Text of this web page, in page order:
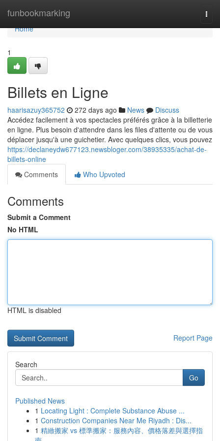
funbookmarking
Home
Home
1
Billets en Ligne
haarisazuy365752 272 days ago News
Discuss
Accédez facilement à vos spectacles préférés grâce à la billetterie
en ligne. Plus besoin d'attendre dans les files d'attente ou de vous
déplacer jusqu'à une guichetier. Avec quelques clics, vous pouvez
https://declaneydw677123.newsbloger.com/38935335/achat-de-
billets-online
Comments
Who Upvoted
Comments
Submit a Comment
No HTML
HTML is disabled
Report Page
Search
Go
Published News
1 Locating Light : Complete Substance Abuse ...
1 Construction Companies Near Me Riyadh : Dis...
1 精緻搬家 vs 標準搬家：服務內容、價格落差與選擇指